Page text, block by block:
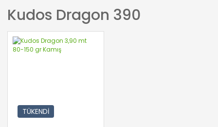
Kudos Dragon 390
TÜKENDİ